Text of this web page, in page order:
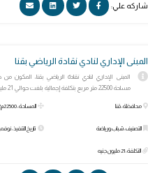
شاركه علي:
المبنى الإداري لنادي نقادة الرياضي بقنا
المبنى الإداري لنادي نقادة الرياضي بقنا، المكون
مساحة 22500 متر مربع بتكلفة إجمالية بلغت حوالي 21 مليون جنيه
محافظة: قنا
التصنيف: شباب ورياضة
التكلفة: 21 مليون جنيه
المساحة: 22500م2 مربع
تاريخ التنفيذ: نوفمبر ٢٠١٨